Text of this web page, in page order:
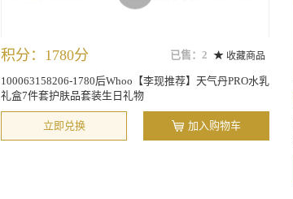
已售：2 收藏商品
积分：1780分
100063158206-1780后Whoo【李现推荐】天气丹PRO水乳
礼盒7件套护肤品套装生日礼物
立即兑换 加入购物车